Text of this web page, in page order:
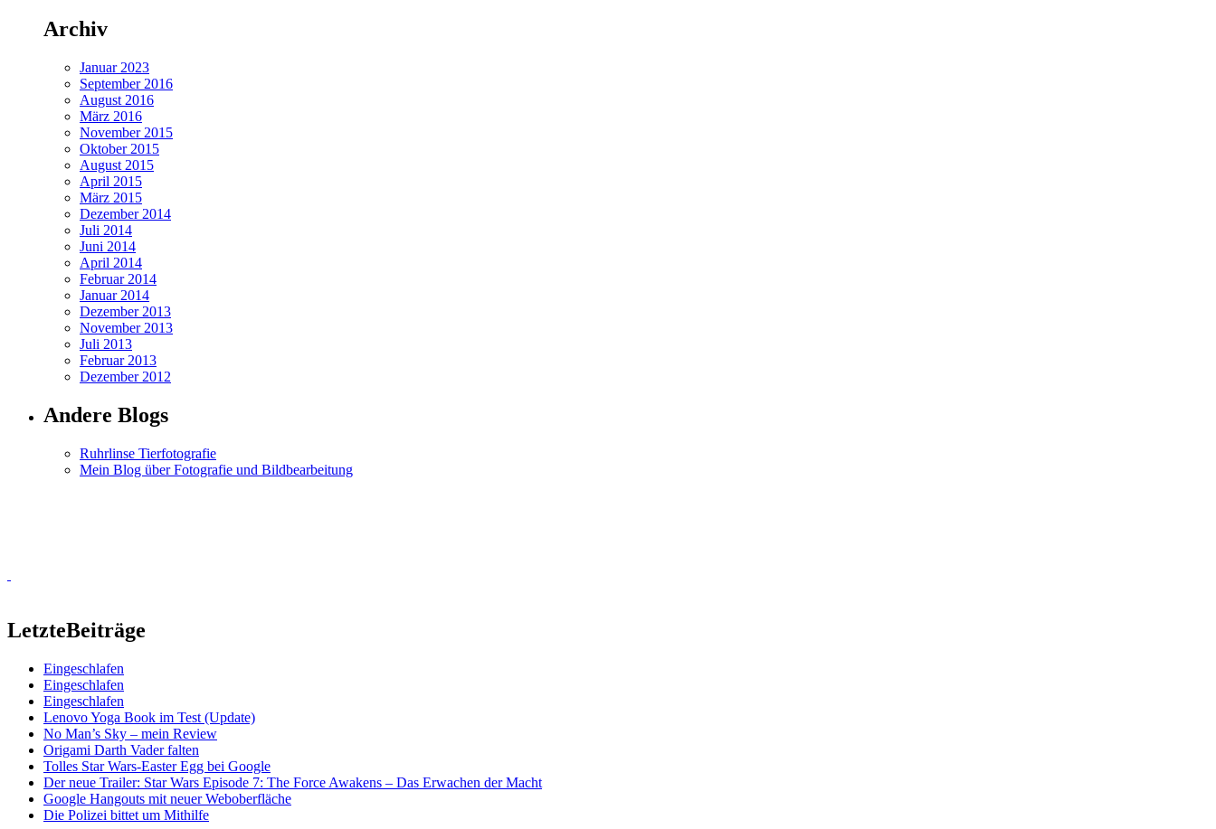
Archiv
Januar 2023
September 2016
August 2016
März 2016
November 2015
Oktober 2015
August 2015
April 2015
März 2015
Dezember 2014
Juli 2014
Juni 2014
April 2014
Februar 2014
Januar 2014
Dezember 2013
November 2013
Juli 2013
Februar 2013
Dezember 2012
Andere Blogs
Ruhrlinse Tierfotografie
Mein Blog über Fotografie und Bildbearbeitung
LetzteBeiträge
Eingeschlafen
Eingeschlafen
Eingeschlafen
Lenovo Yoga Book im Test (Update)
No Man’s Sky – mein Review
Origami Darth Vader falten
Tolles Star Wars-Easter Egg bei Google
Der neue Trailer: Star Wars Episode 7: The Force Awakens – Das Erwachen der Macht
Google Hangouts mit neuer Weboberfläche
Die Polizei bittet um Mithilfe